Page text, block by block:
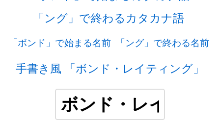
「ング」で終わるカタカナ語
「ボンド」で始まる名前 「ング」で終わる名前
手書き風 「ボンド・レイティング」